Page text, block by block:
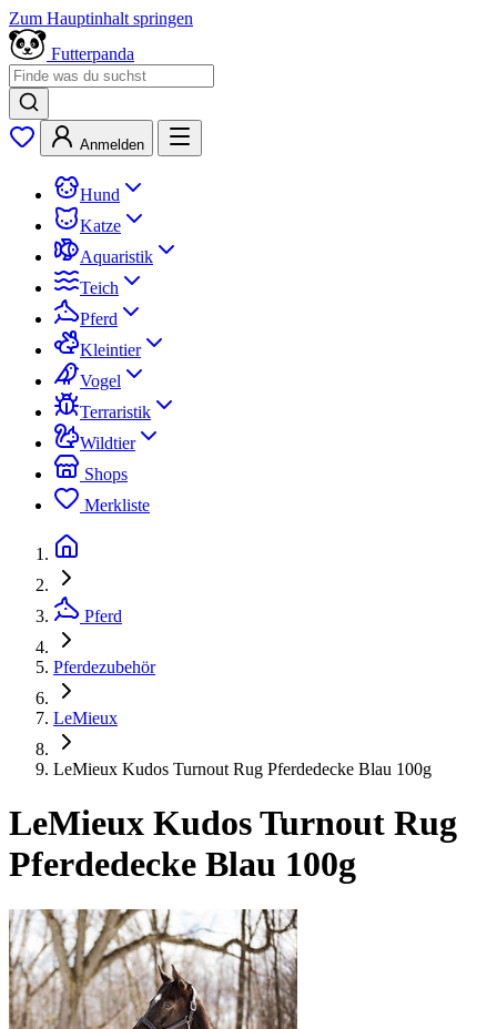
Zum Hauptinhalt springen
Futterpanda
Anmelden
Hund
Katze
Aquaristik
Teich
Pferd
Kleintier
Vogel
Terraristik
Wildtier
Shops
Merkliste
Pferd
Pferdezubehör
LeMieux
LeMieux Kudos Turnout Rug Pferdedecke Blau 100g
LeMieux Kudos Turnout Rug
Pferdedecke Blau 100g